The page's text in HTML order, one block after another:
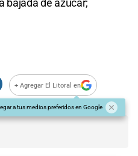
bajada de azúcar;
+ Agregar El Litoral en
a tus medios preferidos en Google